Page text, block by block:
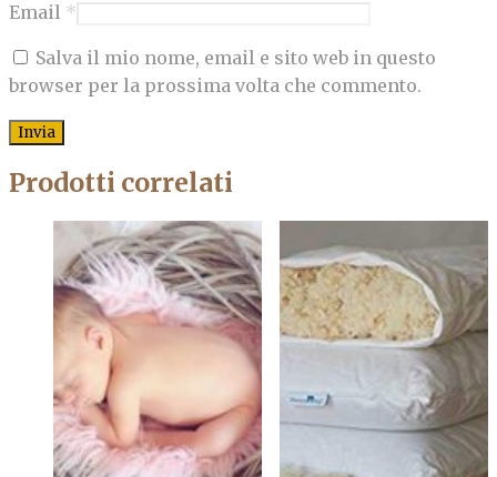
Email *
Salva il mio nome, email e sito web in questo
browser per la prossima volta che commento.
Prodotti correlati